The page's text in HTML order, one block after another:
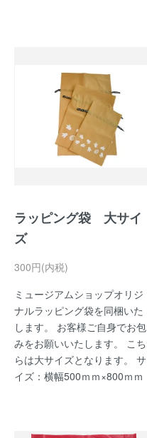
ラッピング袋 大サイ
ズ
300円(内税)
ミュージアムショップオリジ
ナルラッピング袋を同梱いた
します。 お客様ご自身でお包
みをお願いいたします。 こち
らは大サイズとなります。 サ
イズ：横幅500ｍｍ×800ｍｍ